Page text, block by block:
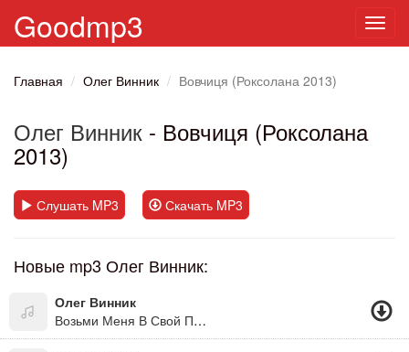
Goodmp3
Главная Олег Винник Вовчиця (Роксолана 2013)
Олег Винник - Вовчиця (Роксолана
2013)
Слушать MP3 Скачать MP3
Новые mp3 Олег Винник:
Олег Винник
Возьми Меня В Свой Плен.